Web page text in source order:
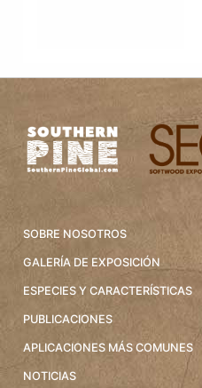
SOBRE NOSOTROS
GALERÍA DE EXPOSICIÓN
ESPECIES Y CARACTERÍSTICAS
PUBLICACIONES
APLICACIONES MÁS COMUNES
NOTICIAS